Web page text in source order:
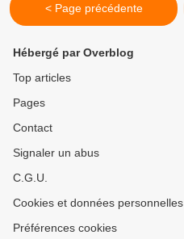
< Page précédente
Hébergé par Overblog
Top articles
Pages
Contact
Signaler un abus
C.G.U.
Cookies et données personnelles
Préférences cookies